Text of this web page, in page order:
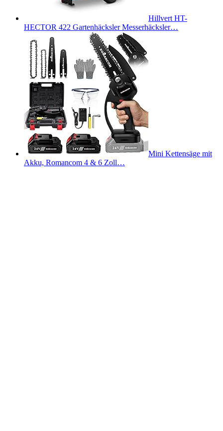
Hillvert HT-
HECTOR 422 Gartenhäcksler Messerhäcksler…
Mini Kettensäge mit
Akku, Romancom 4 & 6 Zoll…